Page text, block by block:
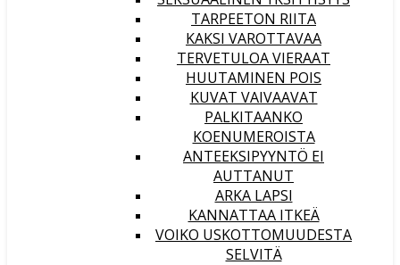
TARPEETON RIITA
KAKSI VAROTTAVAA
TERVETULOA VIERAAT
HUUTAMINEN POIS
KUVAT VAIVAAVAT
PALKITAANKO
KOENUMEROISTA
ANTEEKSIPYYNTÖ EI
AUTTANUT
ARKA LAPSI
KANNATTAA ITKEÄ
VOIKO USKOTTOMUUDESTA
SELVITÄ